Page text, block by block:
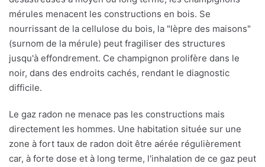
mérules menacent les constructions en bois. Se
nourrissant de la cellulose du bois, la "lèpre des maisons"
(surnom de la mérule) peut fragiliser des structures
jusqu'à effondrement. Ce champignon prolifère dans le
noir, dans des endroits cachés, rendant le diagnostic
difficile.
Le gaz radon ne menace pas les constructions mais
directement les hommes. Une habitation située sur une
zone à fort taux de radon doit être aérée régulièrement
car, à forte dose et à long terme, l'inhalation de ce gaz peut